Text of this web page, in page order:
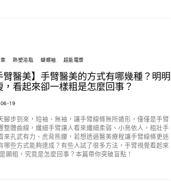
熱塑溶脂 蝴蝶袖 超能電漿
臂醫美】手臂醫美的方式有哪幾種？明明
，看起來卻一樣粗是怎麼回事？
19
腳步到來，短袖、無袖，讓手臂線條無所遁形，僅僅是手臂
整體曲線，纖細手臂讓人看來纖細柔弱、小鳥依人，粗壯手
來孔武有力、虎背熊腰，若想透過醫美療程讓手臂線條更迷
哪些方式能夠達成？有些人試了很多方法，手臂視覺看起來
顯粗，究竟是怎麼回事？本篇帶你突破盲點！